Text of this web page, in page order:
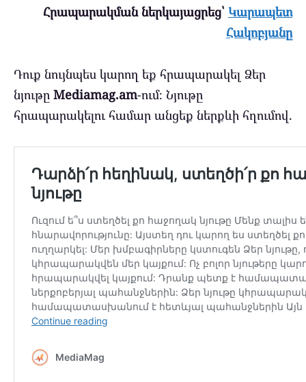
Հրապարակման ներկայացրեց՝ Կարապետ
Հակոբյանը
Դուք նույնպես կարող եք հրապարակել Ձեր
նյութը Mediamag.am-ում։ Նյութը
հրապարակելու համար անցեք ներքևի հղումով.